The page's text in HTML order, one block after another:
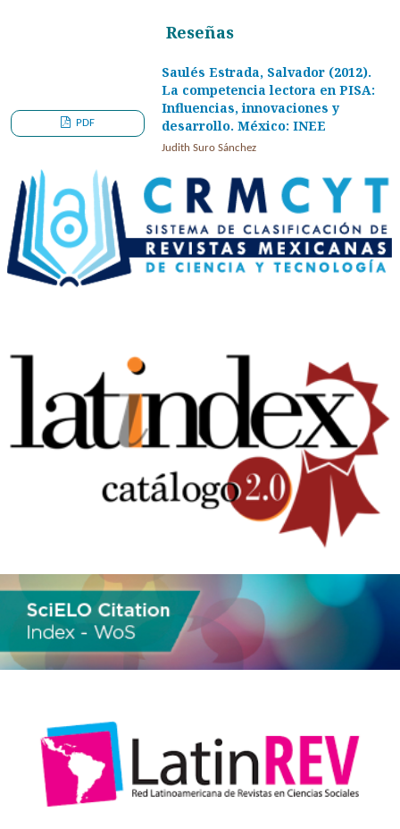
Reseñas
Saulés Estrada, Salvador (2012).
La competencia lectora en PISA:
Influencias, innovaciones y
desarrollo. México: INEE
Judith Suro Sánchez
PDF